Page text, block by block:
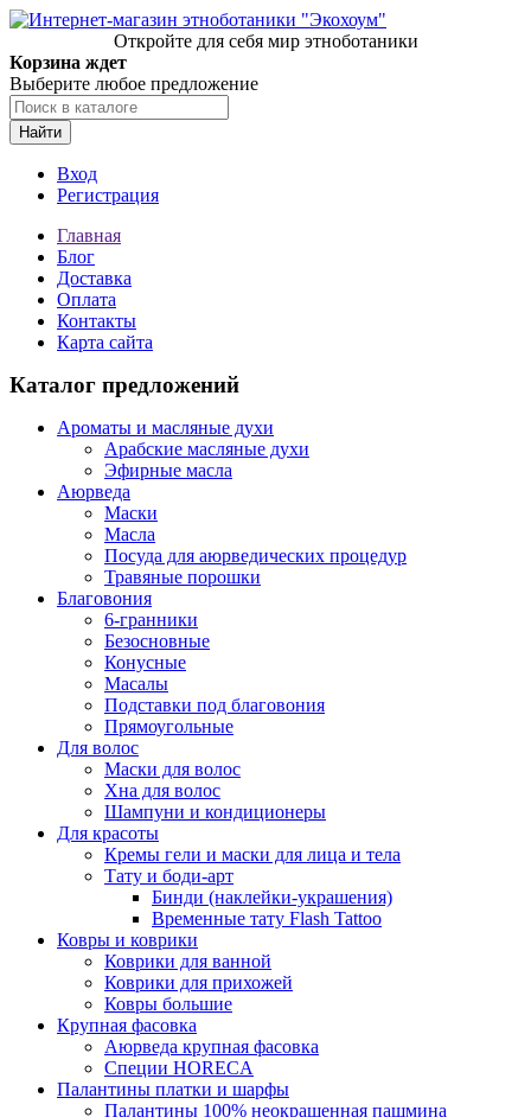
Откройте для себя мир этноботаники
Корзина ждет
Выберите любое предложение
Найти
Вход
Регистрация
Главная
Блог
Доставка
Оплата
Контакты
Карта сайта
Каталог предложений
Ароматы и масляные духи
Арабские масляные духи
Эфирные масла
Аюрведа
Маски
Масла
Посуда для аюрведических процедур
Травяные порошки
Благовония
6-гранники
Безосновные
Конусные
Масалы
Подставки под благовония
Прямоугольные
Для волос
Маски для волос
Хна для волос
Шампуни и кондиционеры
Для красоты
Кремы гели и маски для лица и тела
Тату и боди-арт
Бинди (наклейки-украшения)
Временные тату Flash Tattoo
Ковры и коврики
Коврики для ванной
Коврики для прихожей
Ковры большие
Крупная фасовка
Аюрведа крупная фасовка
Специи HORECA
Палантины платки и шарфы
Палантины 100% неокрашенная пашмина